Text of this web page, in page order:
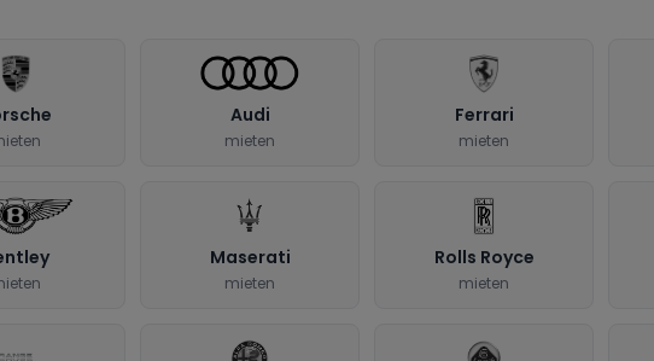
Audi
mieten
Ferrari
mieten
Maserati
mieten
Rolls Royce
mieten